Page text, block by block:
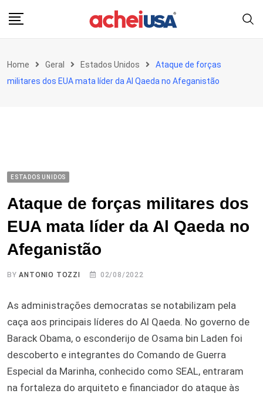
Home Geral Estados Unidos
Ataque de forças
militares dos EUA mata líder da Al Qaeda no Afeganistão
ESTADOS UNIDOS
Ataque de forças militares dos
EUA mata líder da Al Qaeda no
Afeganistão
BYANTONIO TOZZI 02/08/2022
As administrações democratas se notabilizam pela
caça aos principais líderes do Al Qaeda. No governo de
Barack Obama, o esconderijo de Osama bin Laden foi
descoberto e integrantes do Comando de Guerra
Especial da Marinha, conhecido como SEAL, entraram
na fortaleza do arquiteto e financiador do ataque às